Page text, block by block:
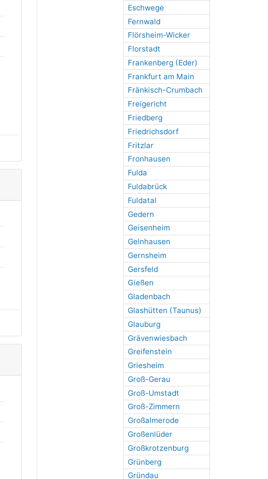
Eschwege
Fernwald
Flörsheim-Wicker
Florstadt
Frankenberg (Eder)
Frankfurt am Main
Fränkisch-Crumbach
Freigericht
Friedberg
Friedrichsdorf
Fritzlar
Fronhausen
Fulda
Fuldabrück
Fuldatal
Gedern
Geisenheim
Gelnhausen
Gernsheim
Gersfeld
Gießen
Gladenbach
Glashütten (Taunus)
Glauburg
Grävenwiesbach
Greifenstein
Griesheim
Groß-Gerau
Groß-Umstadt
Groß-Zimmern
Großalmerode
Großenlüder
Großkrotzenburg
Grünberg
Gründau